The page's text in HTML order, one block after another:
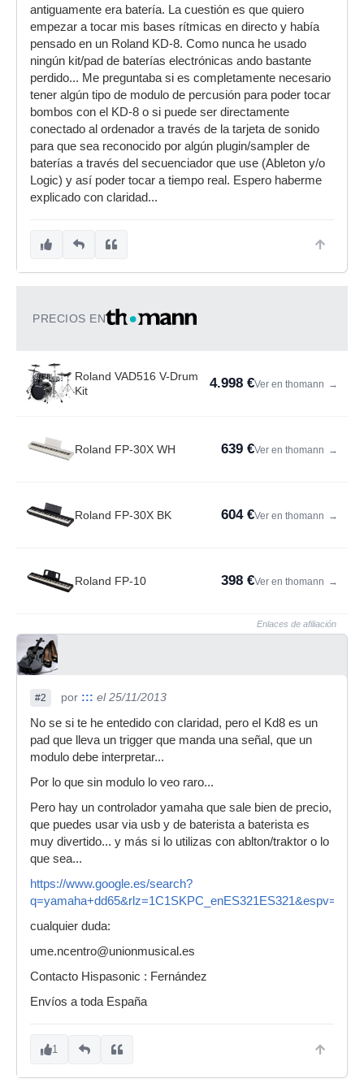
antiguamente era batería. La cuestión es que quiero
empezar a tocar mis bases rítmicas en directo y había
pensado en un Roland KD-8. Como nunca he usado
ningún kit/pad de baterías electrónicas ando bastante
perdido... Me preguntaba si es completamente necesario
tener algún tipo de modulo de percusión para poder tocar
bombos con el KD-8 o si puede ser directamente
conectado al ordenador a través de la tarjeta de sonido
para que sea reconocido por algún plugin/sampler de
baterías a través del secuenciador que use (Ableton y/o
Logic) y así poder tocar a tiempo real. Espero haberme
explicado con claridad...
PRECIOS EN
Roland VAD516 V-Drum
Kit
4.998 €Ver en thomann →
Roland FP-30X WH 639 €Ver en thomann →
Roland FP-30X BK 604 €Ver en thomann →
Roland FP-10 398 €Ver en thomann →
Enlaces de afiliación
#2 por ::: el 25/11/2013
No se si te he entedido con claridad, pero el Kd8 es un
pad que lleva un trigger que manda una señal, que un
modulo debe interpretar...
Por lo que sin modulo lo veo raro...
Pero hay un controlador yamaha que sale bien de precio,
que puedes usar via usb y de baterista a baterista es
muy divertido... y más si lo utilizas con ablton/traktor o lo
que sea...
https://www.google.es/search?
cualquier duda:
ume.ncentro@unionmusical.es
Contacto Hispasonic : Fernández
Envíos a toda España
1